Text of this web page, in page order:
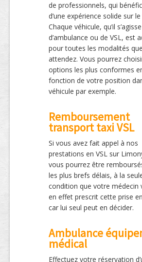
de professionnels, qui
d’une expérience solide sur
Chaque véhicule, qu’il s’agisse
d’ambulance ou de VSL, est
pour toutes les modalités
attendez. Vous pourrez
options les plus conformes
fonction de votre position
véhicule par exemple.
Remboursement
transport taxi VSL
Si vous avez fait appel à nos
prestations en VSL sur
vous pourrez être
les plus brefs délais, à la
condition que votre médecin
en effet prescrit cette prise
car lui seul peut en décider.
Ambulance
médical
Effectuez votre réservation